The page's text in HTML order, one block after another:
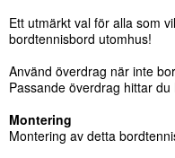
Ett utmärkt val för alla som
bordtennisbord utomhus!
Använd överdrag när inte
Passande överdrag hittar du
Montering
Montering av detta